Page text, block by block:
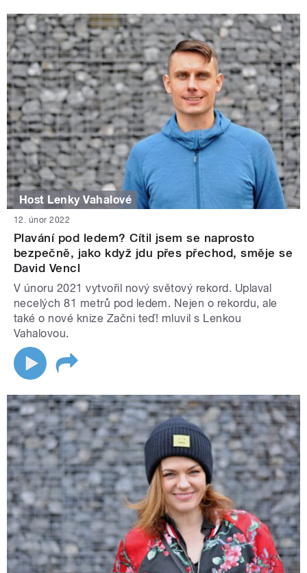
Host Lenky Vahalové
12. únor 2022
Plavání pod ledem? Cítil jsem se naprosto
bezpečně, jako když jdu přes přechod, směje se
David Vencl
V únoru 2021 vytvořil nový světový rekord. Uplaval
necelých 81 metrů pod ledem. Nejen o rekordu, ale
také o nové knize Začni teď! mluvil s Lenkou
Vahalovou.